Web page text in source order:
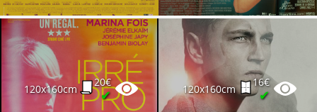
120x160cm
20€
✔ 120x160cm
16€
✔